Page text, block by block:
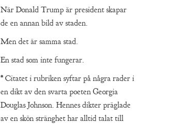
När Donald Trump är president skapar
de en annan bild av staden.
Men det är samma stad.
En stad som inte fungerar.
* Citatet i rubriken syftar på några rader i
en dikt av den svarta poeten Georgia
Douglas Johnson. Hennes dikter präglade
av en skön stränghet har alltid talat till